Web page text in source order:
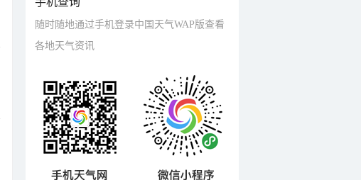
随时随地通过手机登录中国天气WAP版查看
各地天气资讯